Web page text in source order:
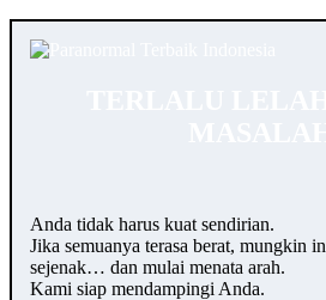
Anda tidak harus kuat sendirian.
Jika semuanya terasa berat, mungkin
sejenak… dan mulai menata arah.
Kami siap mendampingi Anda.